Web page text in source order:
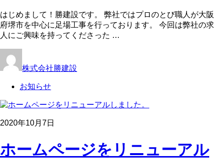
はじめまして！勝建設です。 弊社ではプロのとび職人が大阪
府堺市を中心に足場工事を行っております。 今回は弊社の求
人にご興味を持ってくださった …
株式会社勝建設
お知らせ
2020年10月7日
ホームページをリニューアル